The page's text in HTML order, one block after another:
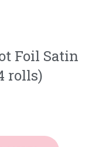
Foil Satin
rolls)